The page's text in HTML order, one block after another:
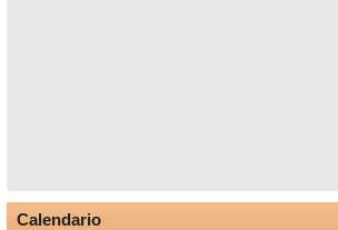
Calendario